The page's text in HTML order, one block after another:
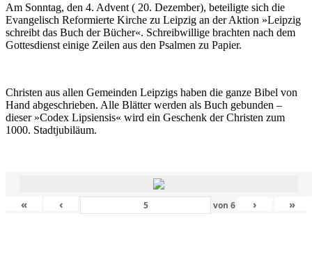
Am Sonntag, den 4. Advent ( 20. Dezember), beteiligte sich die
Evangelisch Reformierte Kirche zu Leipzig an der Aktion »Leipzig
schreibt das Buch der Bücher«. Schreibwillige brachten nach dem
Gottesdienst einige Zeilen aus den Psalmen zu Papier.
Christen aus allen Gemeinden Leipzigs haben die ganze Bibel von
Hand abgeschrieben. Alle Blätter werden als Buch gebunden –
dieser »Codex Lipsiensis« wird ein Geschenk der Christen zum
1000. Stadtjubiläum.
« ‹ von6 › »